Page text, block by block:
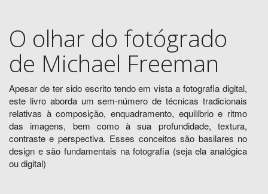
O olhar do fotógrado
de Michael Freeman
Apesar de ter sido escrito tendo em vista a fotografia digital,
este livro aborda um sem-número de técnicas tradicionais
relativas à composição, enquadramento, equilíbrio e ritmo
das imagens, bem como à sua profundidade, textura,
contraste e perspectiva. Esses conceitos são basilares no
design e são fundamentais na fotografia (seja ela analógica
ou digital)